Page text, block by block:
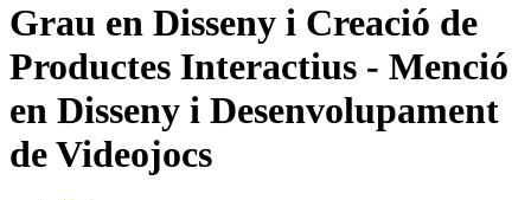
Grau en Disseny i Creació de
Productes Interactius - Menció
en Disseny i Desenvolupament
de Videojocs